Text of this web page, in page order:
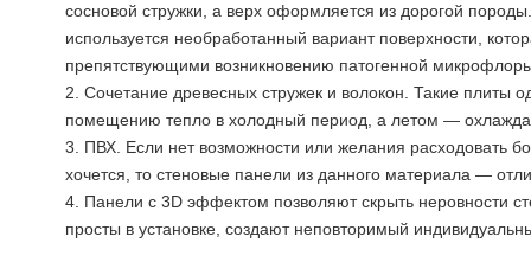
сосновой стружки, а верх оформляется из дорогой
используется необработанный вариант поверхности,
препятствующими возникновению патогенной
Сочетание древесных стружек и волокон. Такие плиты
помещению тепло в холодный период, а летом —
ПВХ. Если нет возможности или желания расходовать
хочется, то стеновые панели из данного материала —
Панели с 3D эффектом позволяют скрыть неровности
просты в установке, создают неповторимый